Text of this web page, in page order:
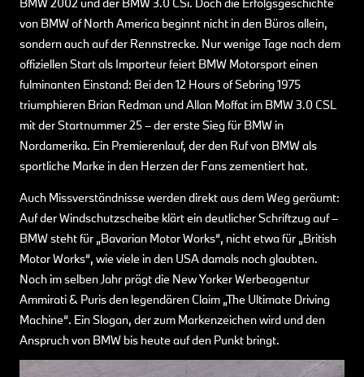
von BMW of North America beginnt nicht in den Büros allein,
sondern auch auf der Rennstrecke. Nur wenige Tage nach dem
offiziellen Start als Importeur feiert BMW Motorsport einen
fulminanten Einstand: Bei den 12 Hours of Sebring 1975
triumphieren Brian Redman und Allan Moffat im BMW 3.0 CSL
mit der Startnummer 25 – der erste Sieg für BMW in
Nordamerika. Ein Premierenlauf, der den Ruf von BMW als
sportliche Marke in den Herzen der Fans zementiert hat.
Auch Missverständnisse werden direkt aus dem Weg geräumt:
Auf der Windschutzscheibe klärt ein deutlicher Schriftzug auf –
BMW steht für „Bavarian Motor Works“, nicht etwa für „British
Motor Works“, wie viele in den USA damals noch glaubten.
Noch im selben Jahr prägt die New Yorker Werbeagentur
Ammirati & Puris den legendären Claim „The Ultimate Driving
Machine“. Ein Slogan, der zum Markenzeichen wird und den
Anspruch von BMW bis heute auf den Punkt bringt.